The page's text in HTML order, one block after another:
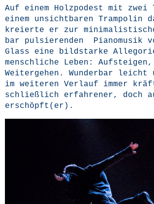
Auf einem Holz­po­dest mit zwei
einem unsicht­ba­ren Tram­po­lin
kre­ierte er zur
bar pul­sie­ren­den Pia­no­mu­sik
Glass eine bild­star­ke
mensch­li­che Leben:
Wei­ter­ge­hen. Wun­der­bar leicht
im wei­te­ren Ver­lauf immer
schließ­lich erfah­re­ner, doch
erschöpft(er).